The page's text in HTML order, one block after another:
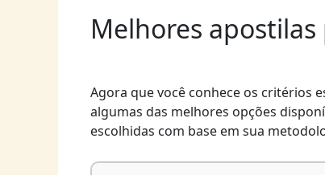
Melhores
Agora que você conhece os critérios
algumas das melhores opções
escolhidas com base em sua